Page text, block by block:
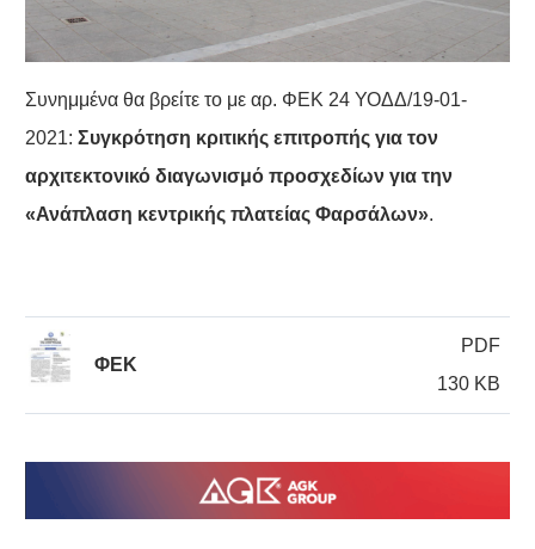
Συνημμένα θα βρείτε το με αρ. ΦΕΚ 24 ΥΟΔΔ/19-01-
2021: Συγκρότηση κριτικής επιτροπής για τον
αρχιτεκτονικό διαγωνισμό προσχεδίων για την
«Ανάπλαση κεντρικής πλατείας Φαρσάλων».
ΦΕΚ
PDF
130 KB